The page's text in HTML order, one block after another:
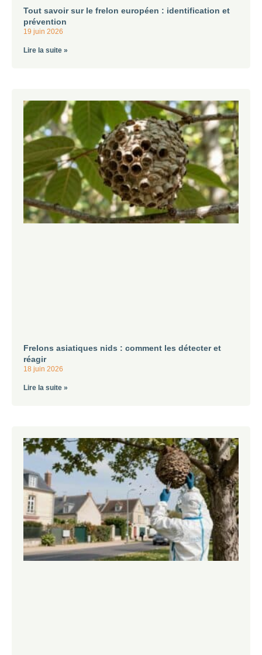
Tout savoir sur le frelon européen : identification et
prévention
19 juin 2026
Lire la suite »
Frelons asiatiques nids : comment les détecter et
réagir
18 juin 2026
Lire la suite »